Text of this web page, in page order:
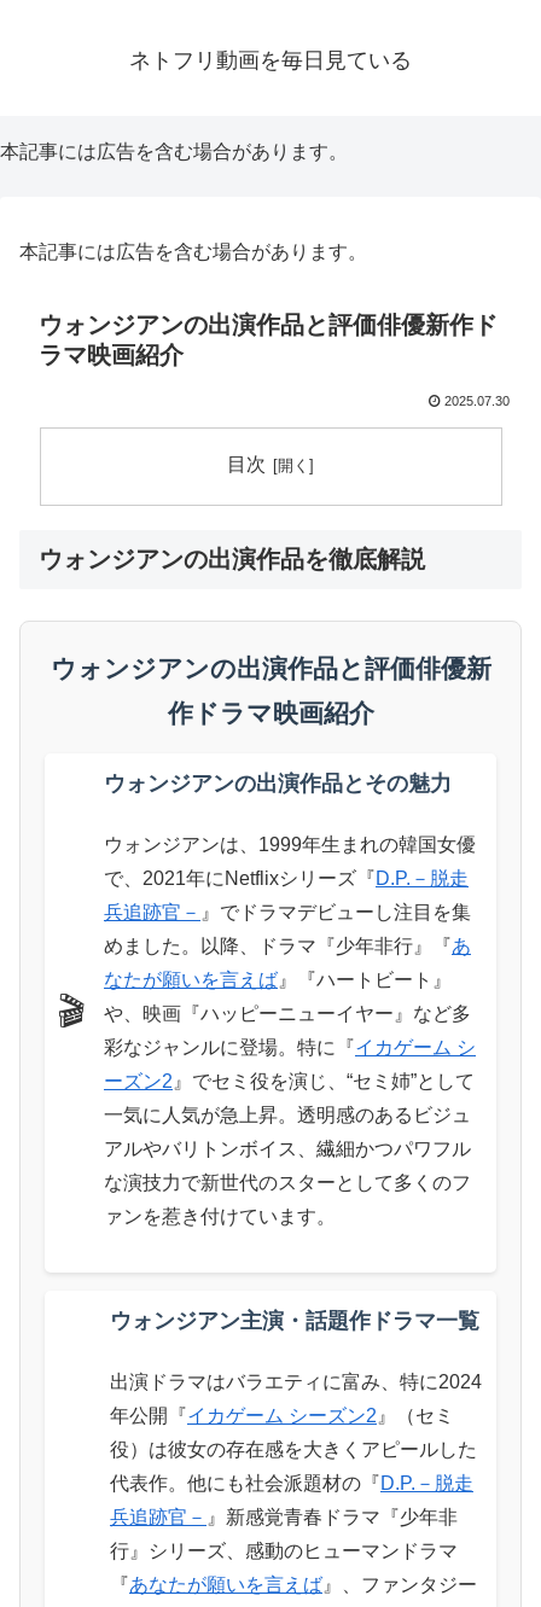
ネトフリ動画を毎日見ている
本記事には広告を含む場合があります。
本記事には広告を含む場合があります。
ウォンジアンの出演作品と評価俳優新作ド
ラマ映画紹介
2025.07.30
目次
ウォンジアンの出演作品を徹底解説
ウォンジアンの出演作品と評価俳優新
作ドラマ映画紹介
🎬
ウォンジアンの出演作品とその魅力
ウォンジアンは、1999年生まれの韓国女優
で、2021年にNetflixシリーズ『D.P.－脱走
兵追跡官－ 』でドラマデビューし注目を集
めました。以降、ドラマ『少年非行』『あ
なたが願いを言えば 』『ハートビート』
や、映画『ハッピーニューイヤー』など多
彩なジャンルに登場。特に『イカゲーム シ
ーズン2 』でセミ役を演じ、“セミ姉”として
一気に人気が急上昇。透明感のあるビジュ
アルやバリトンボイス、繊細かつパワフル
な演技力で新世代のスターとして多くのフ
ァンを惹き付けています。
ウォンジアン主演・話題作ドラマ一覧
出演ドラマはバラエティに富み、特に2024
年公開『イカゲーム シーズン2』（セミ
役）は彼女の存在感を大きくアピールした
代表作。他にも社会派題材の『D.P.－脱走
兵追跡官－ 』新感覚青春ドラマ『少年非
行』シリーズ、感動のヒューマンドラマ
『あなたが願いを言えば』、ファンタジー